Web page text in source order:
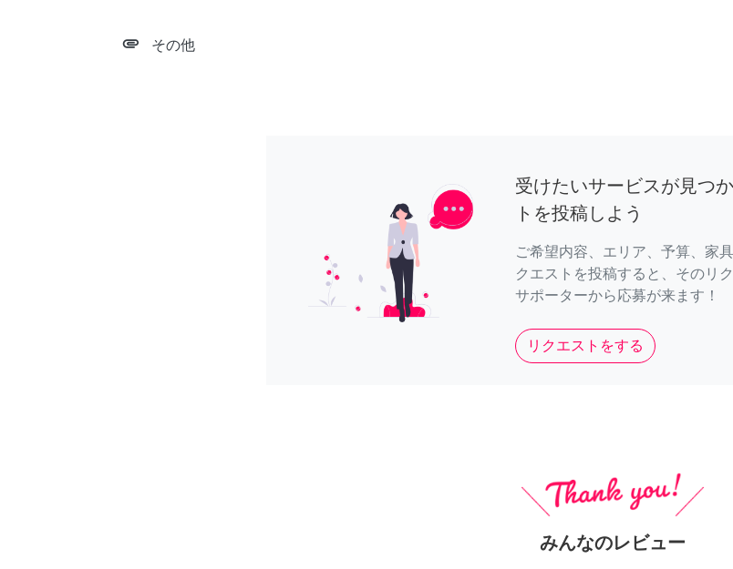
attachment その他
受けたいサービスが見つ
トを投稿しよう
ご希望内容、エリア、予算、家
クエストを投稿すると、そのリ
サポーターから応募が来ます！
リクエストをする
みんなのレビュー